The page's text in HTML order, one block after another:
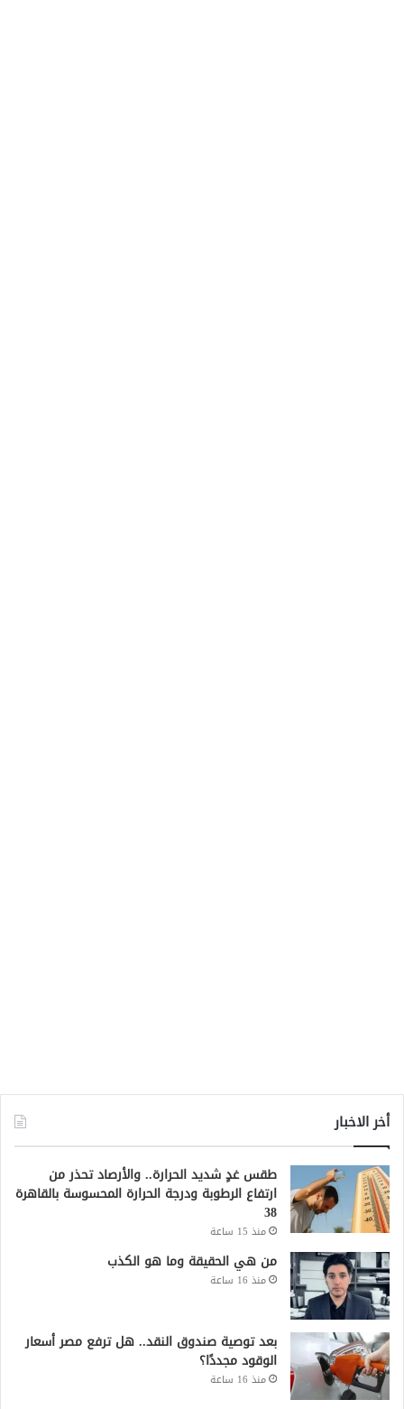
أخر الاخبار
طقس غدٍ شديد الحرارة.. والأرصاد تحذر من
ارتفاع الرطوبة ودرجة الحرارة المحسوسة بالقاهرة
38
منذ 15 ساعة
من هي الحقيقة وما هو الكذب
منذ 16 ساعة
بعد توصية صندوق النقد.. هل ترفع مصر أسعار
الوقود مجددًا؟
منذ 16 ساعة